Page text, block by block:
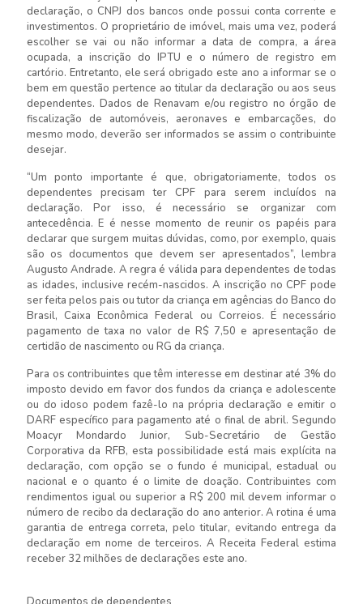
declaração, o CNPJ dos bancos onde possui conta corrente e
investimentos. O proprietário de imóvel, mais uma vez, poderá
escolher se vai ou não informar a data de compra, a área
ocupada, a inscrição do IPTU e o número de registro em
cartório. Entretanto, ele será obrigado este ano a informar se o
bem em questão pertence ao titular da declaração ou aos seus
dependentes. Dados de Renavam e/ou registro no órgão de
fiscalização de automóveis, aeronaves e embarcações, do
mesmo modo, deverão ser informados se assim o contribuinte
desejar.
“Um ponto importante é que, obrigatoriamente, todos os
dependentes precisam ter CPF para serem incluídos na
declaração. Por isso, é necessário se organizar com
antecedência. E é nesse momento de reunir os papéis para
declarar que surgem muitas dúvidas, como, por exemplo, quais
são os documentos que devem ser apresentados”, lembra
Augusto Andrade. A regra é válida para dependentes de todas
as idades, inclusive recém-nascidos. A inscrição no CPF pode
ser feita pelos pais ou tutor da criança em agências do Banco do
Brasil, Caixa Econômica Federal ou Correios. É necessário
pagamento de taxa no valor de R$ 7,50 e apresentação de
certidão de nascimento ou RG da criança.
Para os contribuintes que têm interesse em destinar até 3% do
imposto devido em favor dos fundos da criança e adolescente
ou do idoso podem fazê-lo na própria declaração e emitir o
DARF específico para pagamento até o final de abril. Segundo
Moacyr Mondardo Junior, Sub-Secretário de Gestão
Corporativa da RFB, esta possibilidade está mais explícita na
declaração, com opção se o fundo é municipal, estadual ou
nacional e o quanto é o limite de doação. Contribuintes com
rendimentos igual ou superior a R$ 200 mil devem informar o
número de recibo da declaração do ano anterior. A rotina é uma
garantia de entrega correta, pelo titular, evitando entrega da
declaração em nome de terceiros. A Receita Federal estima
receber 32 milhões de declarações este ano.